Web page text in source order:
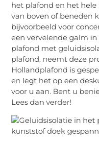
het plafond en het hele
van boven of beneden
bijvoorbeeld voor
een vervelende galm
plafond met
plafond, neemt deze
Hollandplafond is
en legt het op een
voor u aan. Bent u
Lees dan verder!